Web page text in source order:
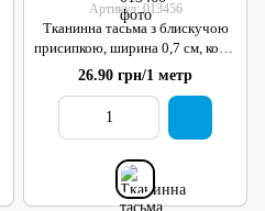
Артикул: 013456
Тканинна тасьма з блискучою
присипкою, ширина 0,7 см, колір
кораловий, арт 013456, відрізок
1 метр
26.90 грн/1 метр